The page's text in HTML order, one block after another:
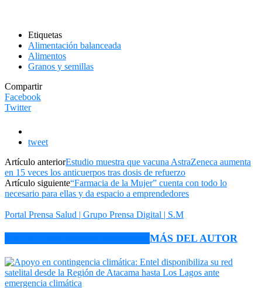
Etiquetas
Alimentación balanceada
Alimentos
Granos y semillas
Compartir
Facebook
Twitter
tweet
Artículo anteriorEstudio muestra que vacuna AstraZeneca aumenta
en 15 veces los anticuerpos tras dosis de refuerzo
Artículo siguiente“Farmacia de la Mujer” cuenta con todo lo
necesario para ellas y da espacio a emprendedores
Portal Prensa Salud | Grupo Prensa Digital | S.M
MÁS DEL AUTOR